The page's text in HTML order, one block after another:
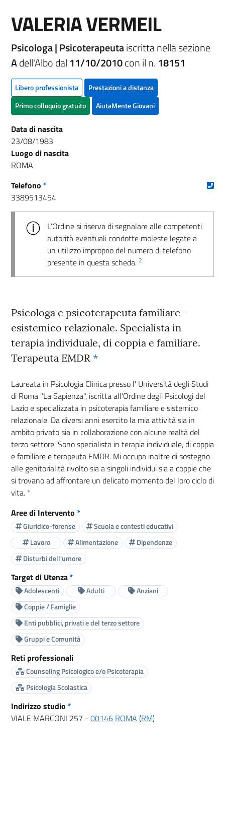
VALERIA VERMEIL
Psicologa | Psicoterapeutaiscritta nella sezione
Adell'Albo dal 11/10/2010con il n. 18151
Libero professionista
Prestazioni a distanza
Primo colloquio gratuito
AiutaMente Giovani
Data di nascita
23/08/1983
Luogo di nascita
ROMA
Telefono *
3389513454
L’Ordine si riserva di segnalare alle competenti
autorità eventuali condotte moleste legate a
un utilizzo improprio del numero di telefono
presente in questa scheda. 2
Psicologa e psicoterapeuta familiare -
esistemico relazionale. Specialista in
terapia individuale, di coppia e familiare.
Terapeuta EMDR *
Laureata in Psicologia Clinica presso l' Università degli Studi
di Roma "La Sapienza", iscritta all'Ordine degli Psicologi del
Lazio e specializzata in psicoterapia familiare e sistemico
relazionale. Da diversi anni esercito la mia attività sia in
ambito privato sia in collaborazione con alcune realtà del
terzo settore. Sono specialista in terapia individuale, di coppia
e familiare e terapeuta EMDR. Mi occupa inoltre di sostegno
alle genitorialità rivolto sia a singoli individui sia a coppie che
si trovano ad affrontare un delicato momento del loro ciclo di
vita. *
Aree di Intervento *
Giuridico-forense
Scuola e contesti educativi
Lavoro
Alimentazione
Dipendenze
Disturbi dell'umore
Target di Utenza*
Adolescenti Adulti
Anziani
Coppie / Famiglie
Enti pubblici, privati e del terzo settore
Gruppi e Comunità
Reti professionali
Counseling Psicologico e/o Psicoterapia
Psicologia Scolastica
Indirizzo studio *
VIALE MARCONI 257 - 00146 ROMA (RM)